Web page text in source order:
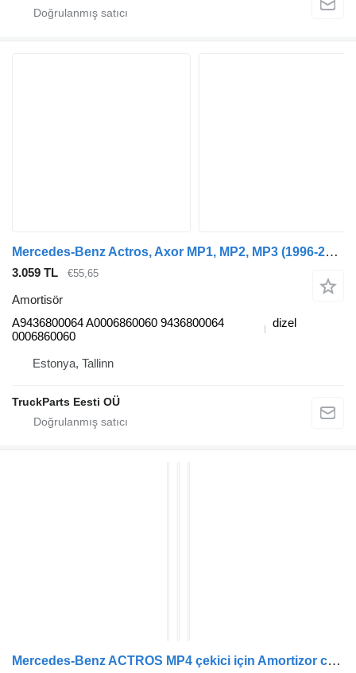
Mercedes-Benz Actros, Axor MP1, MP2, MP3 (1996-2014) çekici için Mercedes-Benz actros mp2/mp3 1846 (01.02-) A9436800064 amortisör
3.059 TL €55,65
Amortisör
A9436800064 A0006860060 9436800064
0006860060
dizel
Estonya, Tallinn
TruckParts Eesti OÜ
Mercedes-Benz ACTROS MP4 çekici için Amortizor cu arc suspensie cabina spate A9603109355 amortisör